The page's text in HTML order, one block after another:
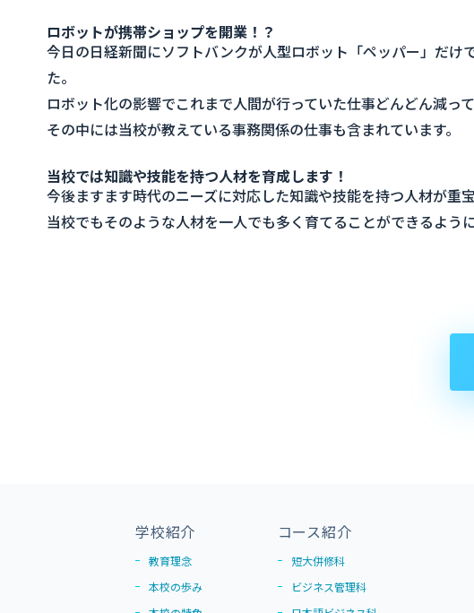
ロボットが携帯ショップを開業！？
今日の日経新聞にソフトバンクが人型ロボット「ペッパー」だ
た。
ロボット化の影響でこれまで人間が行っていた仕事どんどん減っ
その中には当校が教えている事務関係の仕事も含まれています。
当校では知識や技能を持つ人材を育成します！
今後ますます時代のニーズに対応した知識や技能を持つ人材が重
当校でもそのような人材を一人でも多く育てることができるよう
学校紹介
教育理念
本校の歩み
コース紹介
短大併修科
ビジネス管理科